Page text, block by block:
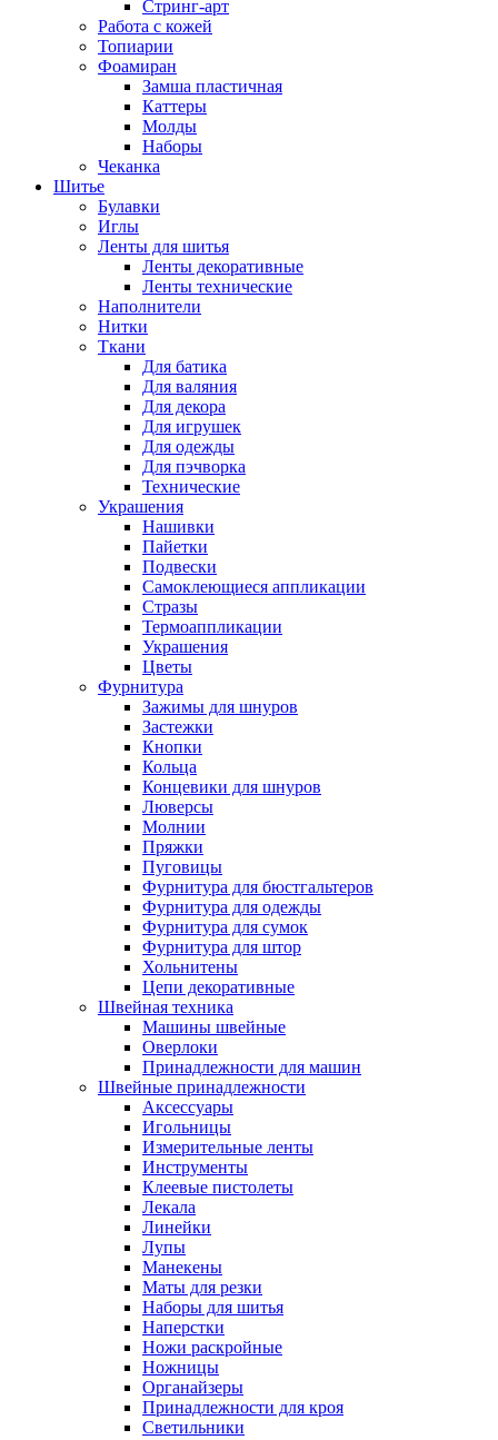
Стринг-арт
Работа с кожей
Топиарии
Фоамиран
Замша пластичная
Каттеры
Молды
Наборы
Чеканка
Шитье
Булавки
Иглы
Ленты для шитья
Ленты декоративные
Ленты технические
Наполнители
Нитки
Ткани
Для батика
Для валяния
Для декора
Для игрушек
Для одежды
Для пэчворка
Технические
Украшения
Нашивки
Пайетки
Подвески
Самоклеющиеся аппликации
Стразы
Термоаппликации
Украшения
Цветы
Фурнитура
Зажимы для шнуров
Застежки
Кнопки
Кольца
Концевики для шнуров
Люверсы
Молнии
Пряжки
Пуговицы
Фурнитура для бюстгальтеров
Фурнитура для одежды
Фурнитура для сумок
Фурнитура для штор
Хольнитены
Цепи декоративные
Швейная техника
Машины швейные
Оверлоки
Принадлежности для машин
Швейные принадлежности
Аксессуары
Игольницы
Измерительные ленты
Инструменты
Клеевые пистолеты
Лекала
Линейки
Лупы
Манекены
Маты для резки
Наборы для шитья
Наперстки
Ножи раскройные
Ножницы
Органайзеры
Принадлежности для кроя
Светильники